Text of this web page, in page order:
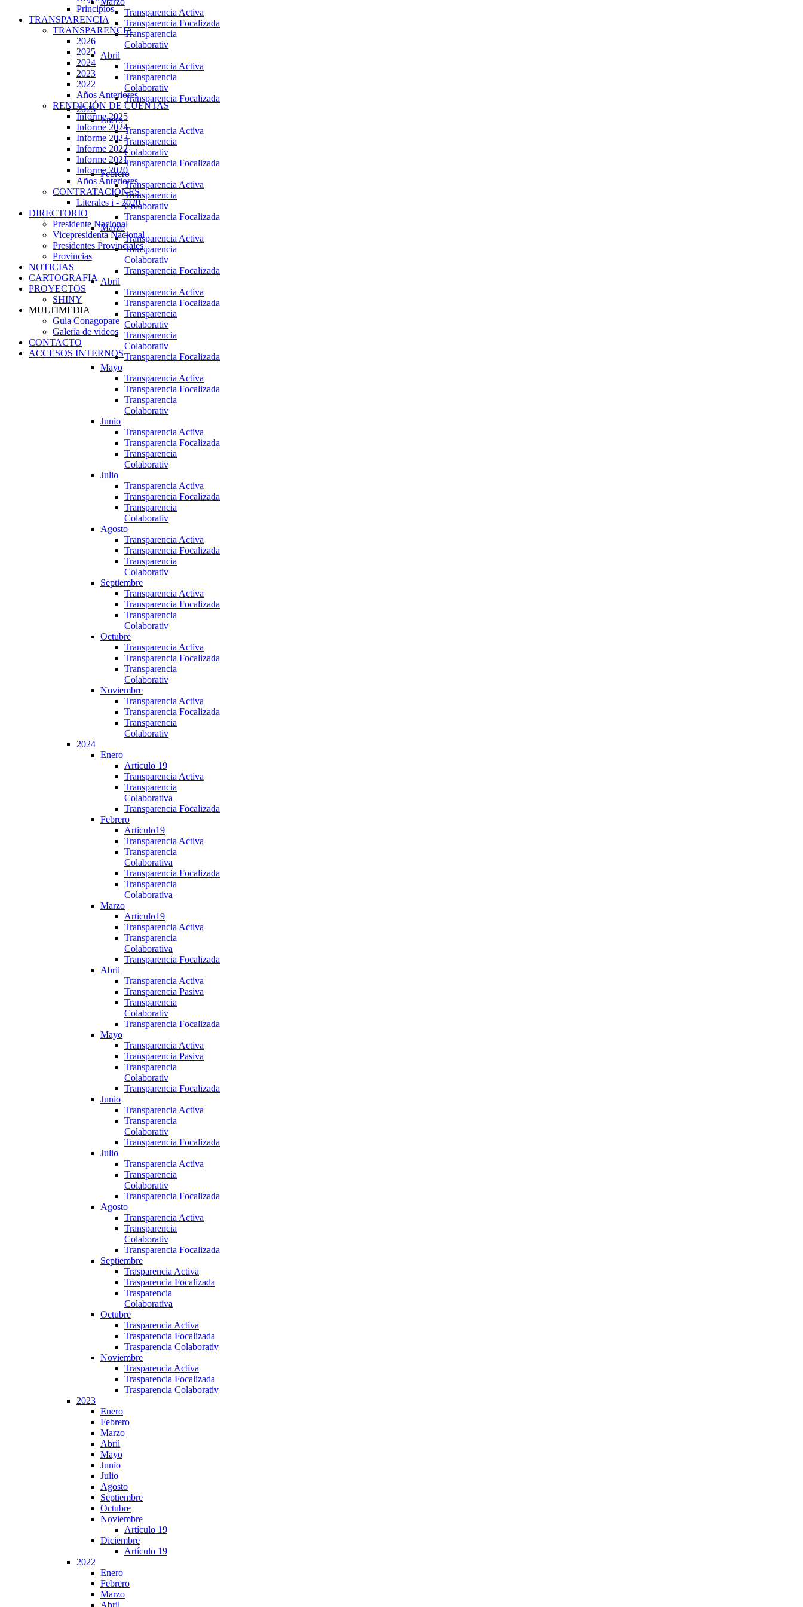
Transparencia Activa
Transparencia Focalizada
Transparencia
Colaborativ
Abril
Transparencia Activa
Transparencia
Colaborativ
Transparencia Focalizada
2025
Enero
Transparencia Activa
Transparencia
Colaborativ
Transparencia Focalizada
Febrero
Transparencia Activa
Transparencia
Colaborativ
Transparencia Focalizada
Marzo
Transparencia Activa
Transparencia
Colaborativ
Transparencia Focalizada
Abril
Transparencia Activa
Transparencia Focalizada
Transparencia
Colaborativ
Transparencia
Colaborativ
Transparencia Focalizada
Mayo
Transparencia Activa
Transparencia Focalizada
Transparencia
Colaborativ
Junio
Transparencia Activa
Transparencia Focalizada
Transparencia
Colaborativ
Julio
Transparencia Activa
Transparencia Focalizada
Transparencia
Colaborativ
Agosto
Transparencia Activa
Transparencia Focalizada
Transparencia
Colaborativ
Septiembre
Transparencia Activa
Transparencia Focalizada
Transparencia
Colaborativ
Octubre
Transparencia Activa
Transparencia Focalizada
Transparencia
Colaborativ
Noviembre
Transparencia Activa
Transparencia Focalizada
Transparencia
Colaborativ
2024
Enero
Articulo 19
Transparencia Activa
Transparencia
Colaborativa
Transparencia Focalizada
Febrero
Articulo19
Transparencia Activa
Transparencia
Colaborativa
Transparencia Focalizada
Transparencia
Colaborativa
Marzo
Articulo19
Transparencia Activa
Transparencia
Colaborativa
Transparencia Focalizada
Abril
Transparencia Activa
Transparencia Pasiva
Transparencia
Colaborativ
Transparencia Focalizada
Mayo
Transparencia Activa
Transparencia Pasiva
Transparencia
Colaborativ
Transparencia Focalizada
Junio
Transparencia Activa
Transparencia
Colaborativ
Transparencia Focalizada
Julio
Transparencia Activa
Transparencia
Colaborativ
Transparencia Focalizada
Agosto
Transparencia Activa
Transparencia
Colaborativ
Transparencia Focalizada
Septiembre
Trasparencia Activa
Trasparencia Focalizada
Trasparencia
Colaborativa
Octubre
Trasparencia Activa
Trasparencia Focalizada
Trasparencia Colaborativ
Noviembre
Trasparencia Activa
Trasparencia Focalizada
Trasparencia Colaborativ
2023
Enero
Febrero
Marzo
Abril
Mayo
Junio
Julio
Agosto
Septiembre
Octubre
Noviembre
Artículo 19
Diciembre
Artículo 19
2022
Enero
Febrero
Marzo
Abril
Principios
TRANSPARENCIA
TRANSPARENCIA
2026
2025
2024
2023
2022
Años Anteriores
RENDICIÓN DE CUENTAS
Informe 2025
Informe 2024
Informe 2023
Informe 2022
Informe 2021
Informe 2020
Años Anteriores
CONTRATACIONES
Literales i - 2020
DIRECTORIO
Presidente Nacional
Vicepresidenta Nacional
Presidentes Provinciales
Provincias
NOTICIAS
CARTOGRAFIA
PROYECTOS
SHINY
MULTIMEDIA
Guia Conagopare
Galería de videos
CONTACTO
ACCESOS INTERNOS